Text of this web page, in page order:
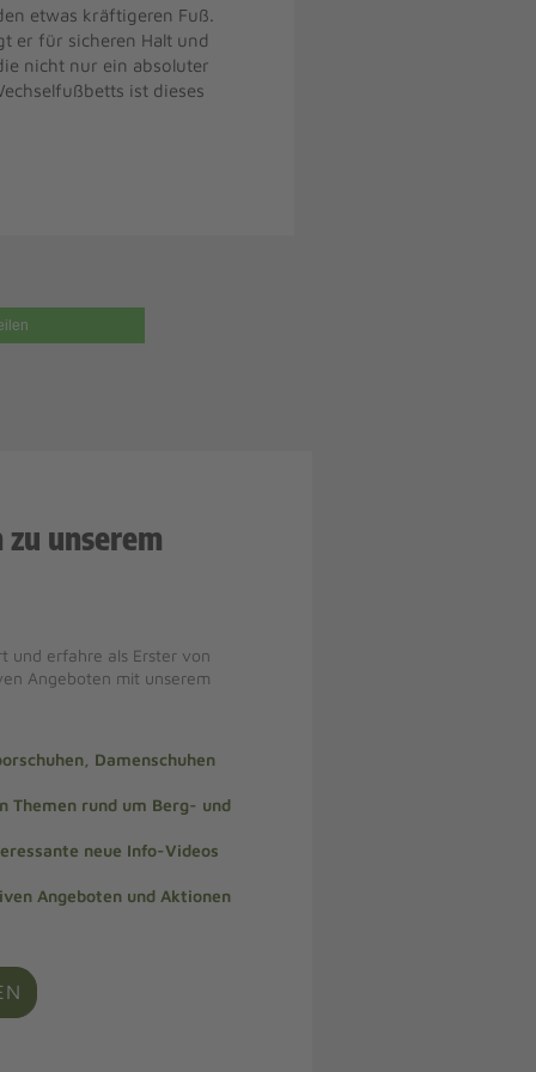
etwas kräftigeren Fuß.
er für sicheren Halt und
nicht nur ein absoluter
ist dieses
unserem
und erfahre als Erster von
Angeboten mit unserem
Damenschuhen
Themen rund um Berg- und
neue Info-Videos
Angeboten und Aktionen